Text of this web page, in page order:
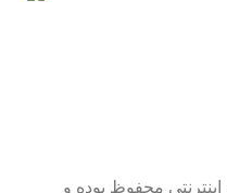
محفوظ بوده و